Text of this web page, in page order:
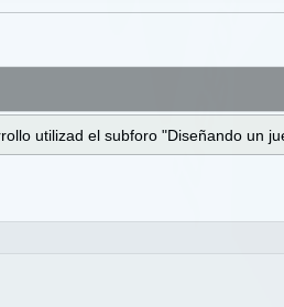
utilizad el subforo "Diseñando un